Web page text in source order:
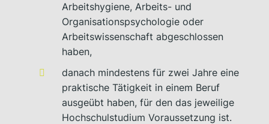
Arbeitshygiene, Arbeits- und
Organisationspsychologie oder
Arbeitswissenschaft abgeschlossen
haben,
danach mindestens für zwei Jahre eine
praktische Tätigkeit in einem Beruf
ausgeübt haben, für den das jeweilige
Hochschulstudium Voraussetzung ist.